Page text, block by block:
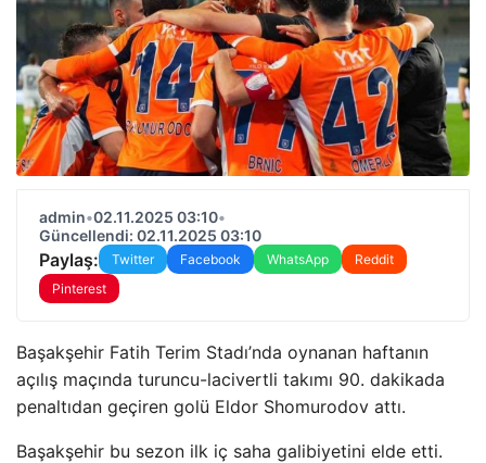
admin•02.11.2025 03:10•
Güncellendi: 02.11.2025 03:10
Paylaş: Twitter Facebook WhatsApp
Reddit
Pinterest
Başakşehir Fatih Terim Stadı’nda oynanan haftanın
açılış maçında turuncu-lacivertli takımı 90. dakikada
penaltıdan geçiren golü Eldor Shomurodov attı.
Başakşehir bu sezon ilk iç saha galibiyetini elde etti.